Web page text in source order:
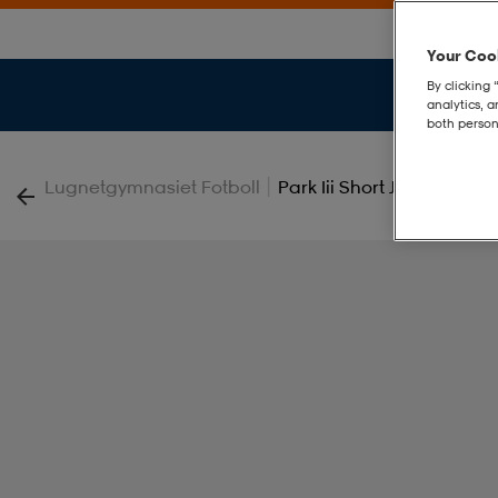
Lugnetgymnasiet Fotboll | Park Iii Short Jr
Your
By clicking
analytics,
both